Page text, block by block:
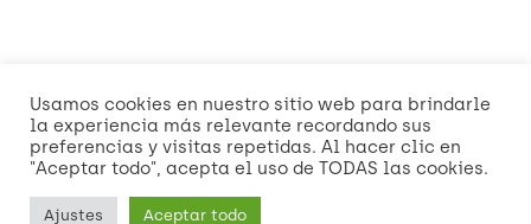
Visa MasterCardAmerican
Express
Credit
Card
2
Dinners
Club
Discover
Visa
NOSOTROS POLÍTICAS DE ENVÍO Y ENTREGA
Usamos cookies en nuestro sitio web para brindarle
la experiencia más relevante recordando sus
preferencias y visitas repetidas. Al hacer clic en
"Aceptar todo", acepta el uso de TODAS las cookies.
Ajustes Aceptar todo